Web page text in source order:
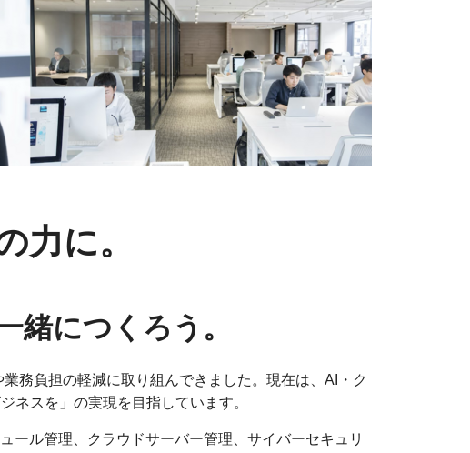
力に。
緒につくろう。
務負担の軽減に取り組んできました。現在は、AI・ク
ネスを」の実現を目指しています。
ール管理、クラウドサーバー管理、サイバーセキュリ